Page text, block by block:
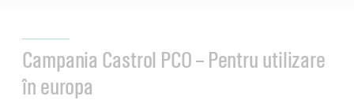
Campania Castrol PCO – Pentru utilizare
în europa